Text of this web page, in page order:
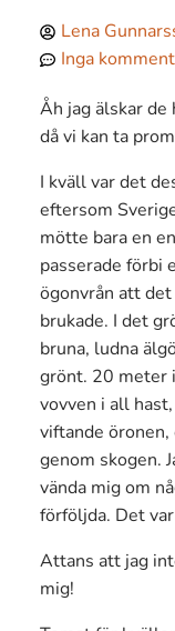
Lena
Inga
Åh jag älskar de
då vi kan ta
I kväll var det
eftersom
mötte bara en
passerade förbi
ögonvrån att
brukade. I det
bruna, ludna
grönt. 20 meter
vovven i all
viftande
genom skogen.
vända mig om
förföljda. Det
Attans att jag
mig!